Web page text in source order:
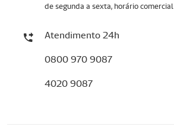
de segunda a sexta, horário comercial
Atendimento 24h
0800 970 9087
4020 9087